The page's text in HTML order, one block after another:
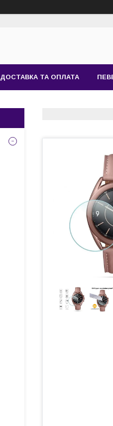
ДОСТАВКА ТА ОПЛАТА